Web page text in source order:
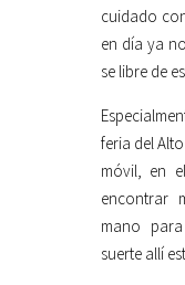
cuidado
en día ya
se libre de
feria del
móvil, en
encontrar
mano
suerte allí